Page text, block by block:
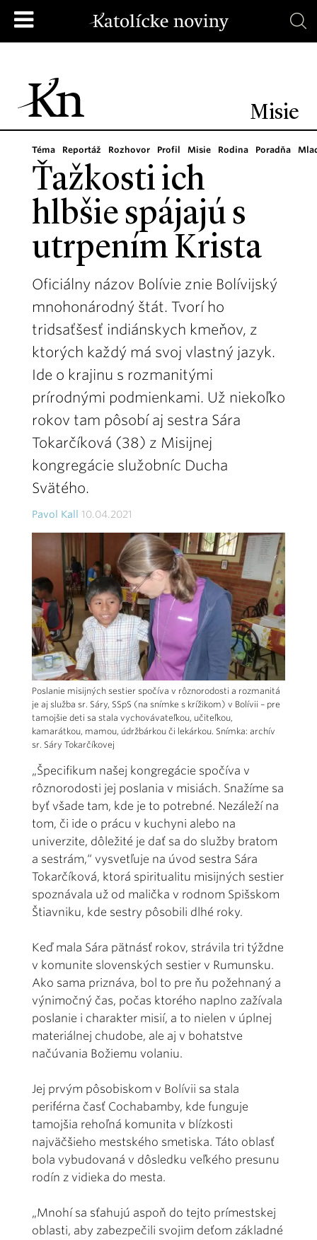
Misie
Téma Reportáž Rozhovor Profil Misie Rodina Poradňa
Ťažkosti ich
hlbšie spájajú s
utrpením Krista
Oficiálny názov Bolívie znie Bolívijský
mnohonárodný štát. Tvorí ho
tridsaťšesť indiánskych kmeňov, z
ktorých každý má svoj vlastný jazyk.
Ide o krajinu s rozmanitými
prírodnými podmienkami. Už niekoľko
rokov tam pôsobí aj sestra Sára
Tokarčíková (38) z Misijnej
kongregácie služobníc Ducha
Svätého.
Pavol Kall 10.04.2021
Poslanie misijných sestier spočíva v rôznorodosti a rozmanitá
je aj služba sr. Sáry, SSpS (na snímke s krížikom) v Bolívii – pre
tamojšie deti sa stala vychovávateľkou, učiteľkou,
kamarátkou, mamou, údržbárkou či lekárkou. Snímka: archív
sr. Sáry Tokarčíkovej
„Špecifikum našej kongregácie spočíva v
rôznorodosti jej poslania v misiách. Snažíme sa
byť všade tam, kde je to potrebné. Nezáleží na
tom, či ide o prácu v kuchyni alebo na
univerzite, dôležité je dať sa do služby bratom
a sestrám,“ vysvetľuje na úvod sestra Sára
Tokarčíková, ktorá spiritualitu misijných sestier
spoznávala už od malička v rodnom Spišskom
Štiavniku, kde sestry pôsobili dlhé roky.
Keď mala Sára pätnásť rokov, strávila tri týždne
v komunite slovenských sestier v Rumunsku.
Ako sama priznáva, bol to pre ňu požehnaný a
výnimočný čas, počas ktorého naplno zažívala
poslanie i charakter misií, a to nielen v úplnej
materiálnej chudobe, ale aj v bohatstve
načúvania Božiemu volaniu.
Jej prvým pôsobiskom v Bolívii sa stala
periférna časť Cochabamby, kde funguje
tamojšia rehoľná komunita v blízkosti
najväčšieho mestského smetiska. Táto oblasť
bola vybudovaná v dôsledku veľkého presunu
rodín z vidieka do mesta.
„Mnohí sa sťahujú aspoň do tejto prímestskej
oblasti, aby zabezpečili svojim deťom základné